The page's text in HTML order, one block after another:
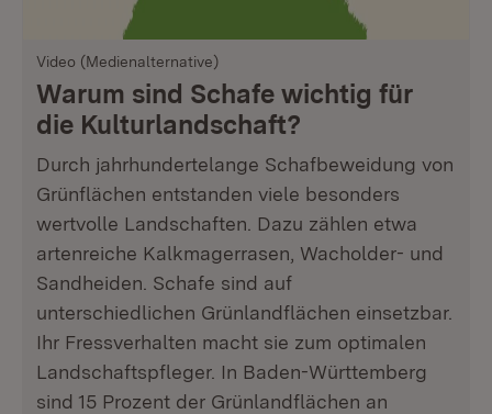
Video (Medienalternative)
Warum sind Schafe wichtig für
die Kulturlandschaft?
Durch jahrhundertelange Schafbeweidung von
Grünflächen entstanden viele besonders
wertvolle Landschaften. Dazu zählen etwa
artenreiche Kalkmagerrasen, Wacholder- und
Sandheiden. Schafe sind auf
unterschiedlichen Grünlandflächen einsetzbar.
Ihr Fressverhalten macht sie zum optimalen
Landschaftspfleger. In Baden-Württemberg
sind 15 Prozent der Grünlandflächen an